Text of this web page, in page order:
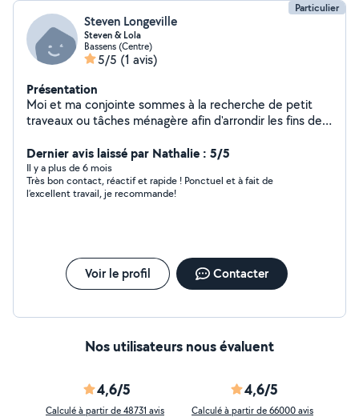
Particulier
Steven Longeville
Steven & Lola
Bassens (Centre)
5/5 (1 avis)
Présentation
Moi et ma conjointe sommes à la recherche de petit
traveaux ou tâches ménagère afin d'arrondir les fins de
7j/7 et toute la journée puisque nous travaillons de nuit
donc aucun problème pour les horaire, nous nous
accorderons à vous
Dernier avis laissé par Nathalie : 5/5
Il y a plus de 6 mois
Très bon contact, réactif et rapide ! Ponctuel et à fait de
l’excellent travail, je recommande!
Voir le profil Contacter
Nos utilisateurs nous évaluent
4,6/5
Calculé à partir de 48731 avis
4,6/5
Calculé à partir de 66000 avis